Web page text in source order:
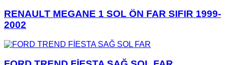
RENAULT MEGANE 1 SOL ÖN FAR SIFIR 1999-
2002